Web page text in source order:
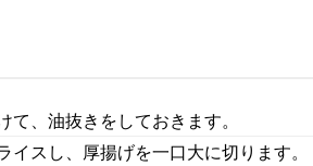
て、油抜きをしておきます。
イスし、厚揚げを一口大に切ります。